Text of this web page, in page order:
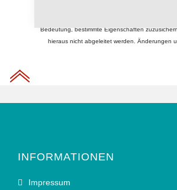
Produkt und Produktion bedingte
Diese Angaben sollen das Produkte
Bedeutung, bestimmte Eigenschaften
hieraus nicht abgeleitet werden. Änderungen
INFORMATIONEN
Impressum